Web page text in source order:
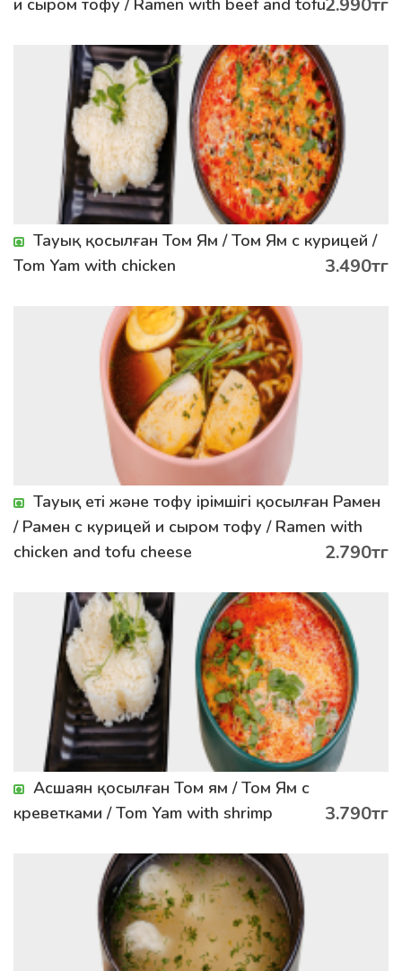
и сыром тофу / Ramen with beef and tofu2.990тг
Тауық қосылған Том Ям / Том Ям с курицей /
Tom Yam with chicken
3.490тг
Тауық еті және тофу ірімшігі қосылған Рамен
/ Рамен с курицей и сыром тофу / Ramen with
chicken and tofu cheese
2.790тг
Асшаян қосылған Том ям / Том Ям с
креветками / Tom Yam with shrimp
3.790тг